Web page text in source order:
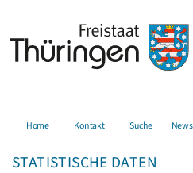
Home Kontakt Suche
STATISTISCHE DATEN